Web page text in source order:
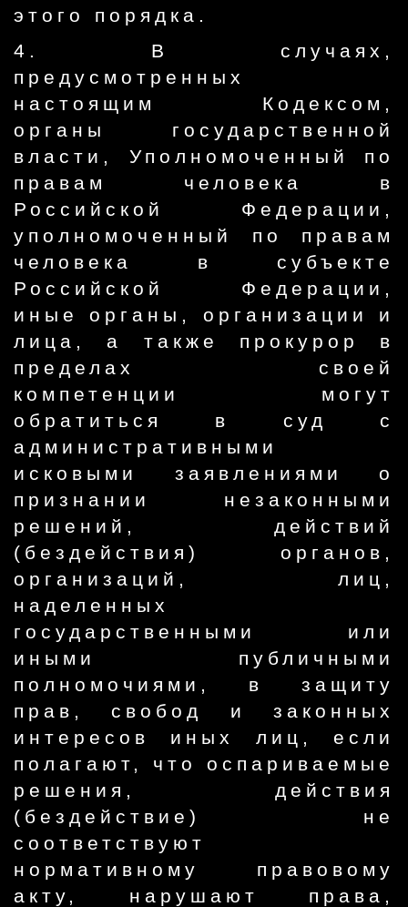
этого порядка.
4. В случаях,
предусмотренных
настоящим Кодексом,
органы государственной
власти, Уполномоченный по
правам человека в
Российской Федерации,
уполномоченный по правам
человека в субъекте
Российской Федерации,
иные органы, организации и
лица, а также прокурор в
пределах своей
компетенции могут
обратиться в суд с
административными
исковыми заявлениями о
признании незаконными
решений, действий
(бездействия) органов,
организаций, лиц,
наделенных
государственными или
иными публичными
полномочиями, в защиту
прав, свобод и законных
интересов иных лиц, если
полагают, что оспариваемые
решения, действия
(бездействие) не
соответствуют
нормативному правовому
акту, нарушают права,